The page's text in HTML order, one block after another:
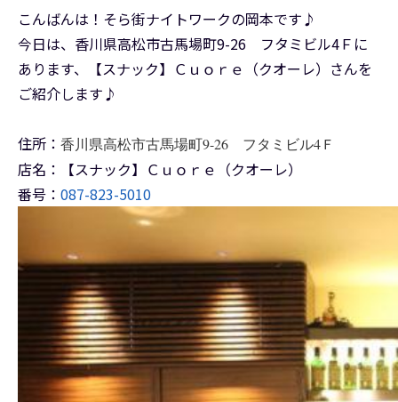
こんばんは！そら街ナイトワークの岡本です♪
今日は、香川県高松市古馬場町9-26 フタミビル4Ｆに
あります、【スナック】Ｃｕｏｒｅ（クオーレ）さんを
ご紹介します♪
住所： 香川県高松市古馬場町9-26 フタミビル4Ｆ
店名：【スナック】Ｃｕｏｒｅ（クオーレ）
番号： 087-823-5010